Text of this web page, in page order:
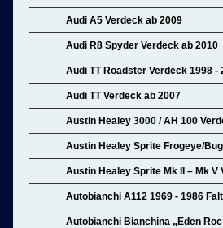
Audi A5 Verdeck ab 2009
Audi R8 Spyder Verdeck ab 2010
Audi TT Roadster Verdeck 1998 -
Audi TT Verdeck ab 2007
Austin Healey 3000 / AH 100
Austin Healey Sprite Frogeye/
Austin Healey Sprite Mk II – Mk V
Autobianchi A112 1969 - 1986
Autobianchi Bianchina „Eden